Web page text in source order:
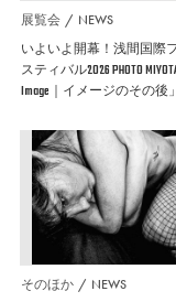
展覧会 NEWS
いよいよ開幕！浅間国際
スティバル2026 PHOTO
Image｜イメージのその後」
そのほか NEWS